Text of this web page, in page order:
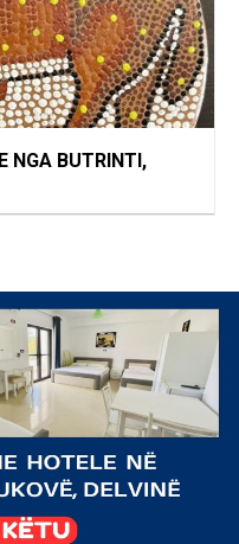
NGA BUTRINTI,